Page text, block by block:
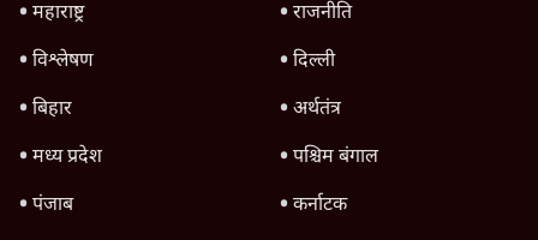
महाराष्ट्र
राजनीति
विश्लेषण
दिल्ली
बिहार
अर्थतंत्र
मध्य प्रदेश
पश्चिम बंगाल
पंजाब
कर्नाटक